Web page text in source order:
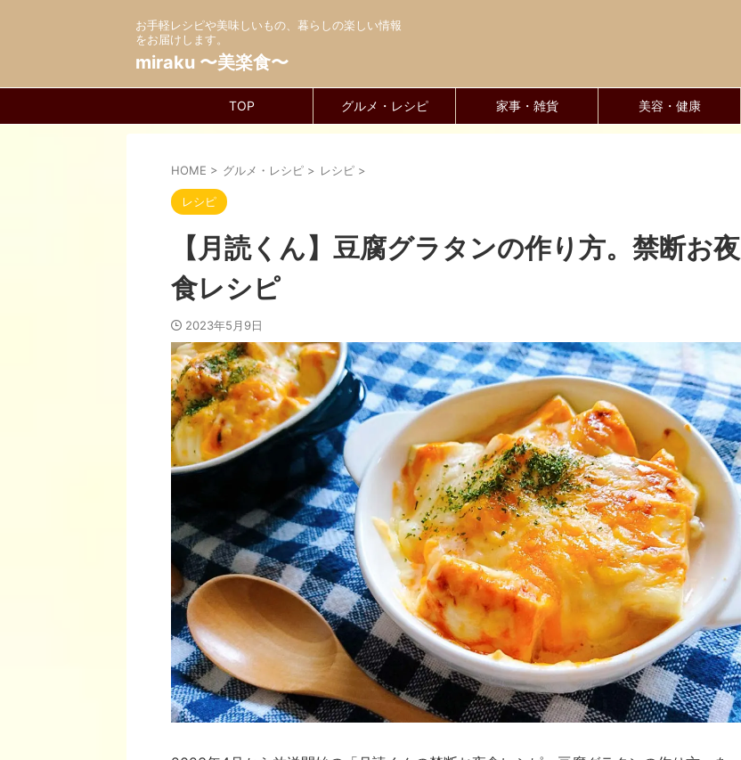
お手軽レシピや美味しいもの、暮らしの楽しい情報
をお届けします。
miraku 〜美楽食〜
TOP グルメ・レシピ 家事・雑貨 美容・健康
HOME > グルメ・レシピ > レシピ >
レシピ
【月読くん】豆腐グラタンの作り方。禁断お夜
食レシピ
2023年5月9日